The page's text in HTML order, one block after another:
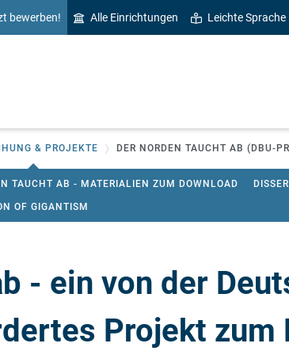
bewerben! Alle Einrichtungen Leichte Sprache
& PROJEKTE DER NORDEN TAUCHT AB (DBU-
TAUCHT AB - MATERIALIEN ZUM DOWNLOAD
OF GIGANTISM
- ein von der
Projekt zum